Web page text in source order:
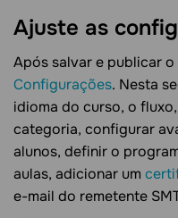
Ajuste as
Após salvar e publicar o
Configurações. Nesta
idioma do curso, o
categoria, configurar
alunos, definir o
aulas, adicionar um
e-mail do remetente